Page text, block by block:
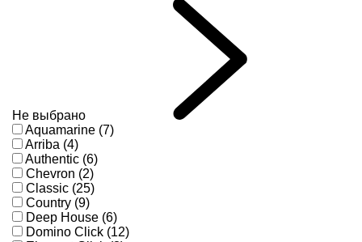
Не выбрано
Aquamarine (7)
Arriba (4)
Authentic (6)
Chevron (2)
Classic (25)
Country (9)
Deep House (6)
Domino Click (12)